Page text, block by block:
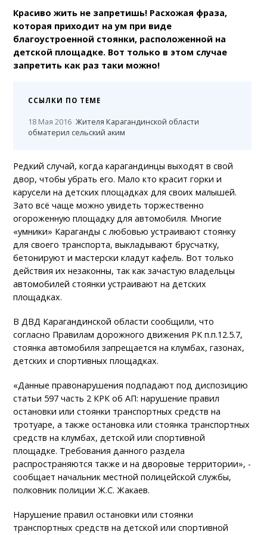
Красиво жить не запретишь! Расхожая фраза,
которая приходит на ум при виде
благоустроенной стоянки, расположенной на
детской площадке. Вот только в этом случае
запретить как раз таки можно!
ССЫЛКИ ПО ТЕМЕ
18 Мая 2016 Жителя Карагандинской области
обматерил сельский аким
Редкий случай, когда карагандинцы выходят в свой
двор, чтобы убрать его. Мало кто красит горки и
карусели на детских площадках для своих малышей.
Зато всё чаще можно увидеть торжественно
огороженную площадку для автомобиля. Многие
«умники» Караганды с любовью устраивают стоянку
для своего транспорта, выкладывают брусчатку,
бетонируют и мастерски кладут кафель. Вот только
действия их незаконны, так как зачастую владельцы
автомобилей стоянки устраивают на детских
площадках.
В ДВД Карагандинской области сообщили, что
согласно Правилам дорожного движения РК п.п.12.5.7,
стоянка автомобиля запрещается на клумбах, газонах,
детских и спортивных площадках.
«Данные правонарушения подпадают под диспозицию
статьи 597 часть 2 КРК об АП: нарушение правил
остановки или стоянки транспортных средств на
тротуаре, а также остановка или стоянка транспортных
средств на клумбах, детской или спортивной
площадке. Требования данного раздела
распространяются также и на дворовые территории», -
сообщает начальник местной полицейской службы,
полковник полиции Ж.С. Жакаев.
Нарушение правил остановки или стоянки
транспортных средств на детской или спортивной